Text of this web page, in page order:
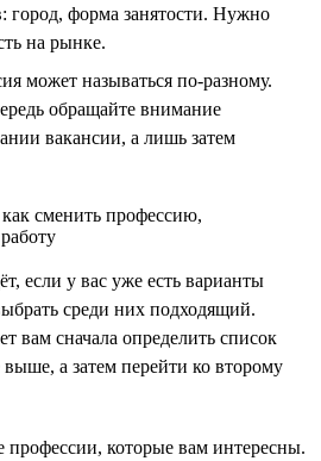
город, форма занятости. Нужно
на рынке.
может называться по-разному.
обращайте внимание
вакансии, а лишь затем
если у вас уже есть варианты
среди них подходящий.
вам сначала определить список
а затем перейти ко второму
профессии, которые вам интересны.